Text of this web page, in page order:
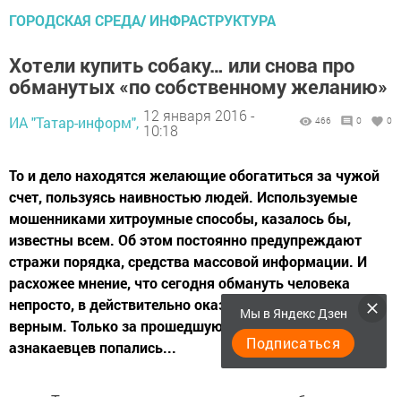
ГОРОДСКАЯ СРЕДА/ ИНФРАСТРУКТУРА
Хотели купить собаку… или снова про
обманутых «по собственному желанию»
ИА "Татар-информ", 12 января 2016 -
10:18
466 0 0
То и дело находятся желающие обогатиться за чужой
счет, пользуясь наивностью людей. Используемые
мошенниками хитроумные способы, казалось бы,
известны всем. Об этом постоянно предупреждают
стражи порядка, средства массовой информации. И
расхожее мнение, что сегодня обмануть человека
непросто, в действительно оказывается не совсем
верным. Только за прошедшую неделю двое
азнакаевцев попались...
Мы в Яндекс Дзен
Подписаться